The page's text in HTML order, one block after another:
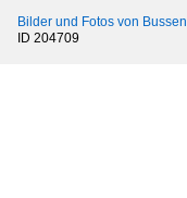
Bilder und Fotos von Bussen
ID 204709